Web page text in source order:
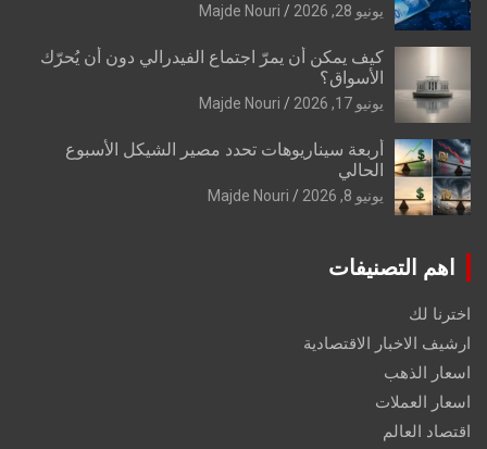
يونيو 28, 2026 Majde Nouri
كيف يمكن أن يمرّ اجتماع الفيدرالي دون أن يُحرّك
الأسواق؟
يونيو 17, 2026 Majde Nouri
أربعة سيناريوهات تحدد مصير الشيكل الأسبوع
الحالي
يونيو 8, 2026 Majde Nouri
اهم التصنيفات
اخترنا لك
ارشيف الاخبار الاقتصادية
اسعار الذهب
اسعار العملات
اقتصاد العالم